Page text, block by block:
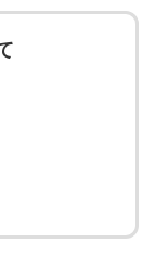
同意します。利
の広告・宣伝、